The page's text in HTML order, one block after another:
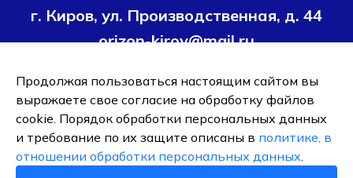
г. Киров, ул. Производственная, д. 44
orizon-kirov@mail.ru
Условия политики конфиденциальности
Согласие на
обработку персональных данных
ОБЩЕСТВО С ОГРАНИЧЕННОЙ ОТВЕТСТВЕННОСТЬЮ ТК
"ОРИЗОН-ПОДШИПНИК"
Продолжая пользоваться настоящим сайтом вы
выражаете свое согласие на обработку файлов
cookie. Порядок обработки персональных данных
и требование по их защите описаны в политике, в
отношении обработки персональных данных.